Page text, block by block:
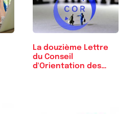
La douzième Lettre
du Conseil
d'Orientation des